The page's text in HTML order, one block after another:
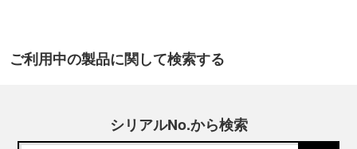
ご利用中の製品に関して検索する
シリアルNo.から検索